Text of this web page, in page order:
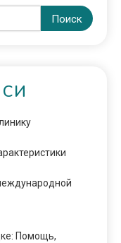
Поиск
Помощь,